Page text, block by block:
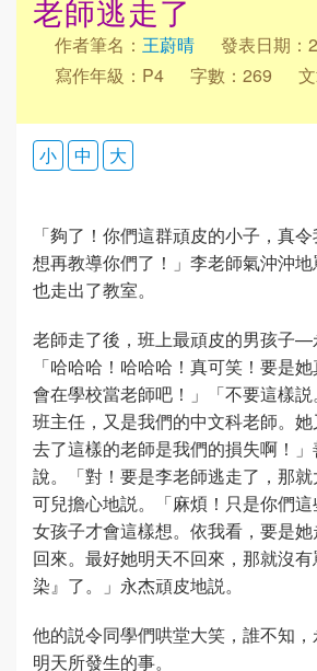
老師逃走了
作者筆名： 王蔚晴
發表日期：
寫作年級：P4
字數：269
小 中 大
「夠了！你們這群頑皮的小子，真
想再教導你們了！」李老師氣沖沖
也走出了教室。
老師走了後，班上最頑皮的男孩子—
「哈哈哈！哈哈哈！真可笑！要是
會在學校當老師吧！」「不要這樣
班主任，又是我們的中文科老師。
去了這樣的老師是我們的損失啊！
說。「對！要是李老師逃走了，那
可兒擔心地説。「麻煩！只是你們
女孩子才會這樣想。依我看，要是
回來。最好她明天不回來，那就沒
染』了。」永杰頑皮地説。
他的説令同學們哄堂大笑，誰不知
明天所發生的事。